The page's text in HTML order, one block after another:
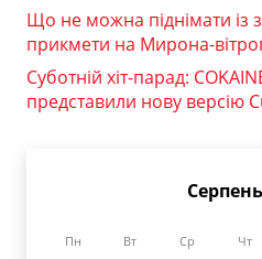
Що не можна піднімати із
прикмети на Мирона-
Суботній хіт-парад:
представили нову версію
Пн Вт Ср Чт